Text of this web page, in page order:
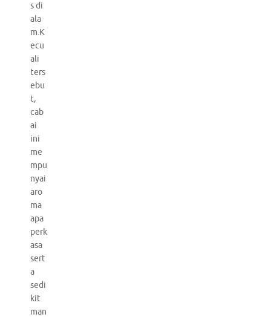
s di
ala
m.K
ecu
ali
ters
ebu
t,
cab
ai
ini
me
mpu
nyai
aro
ma
apa
perk
asa
sert
a
sedi
kit
man